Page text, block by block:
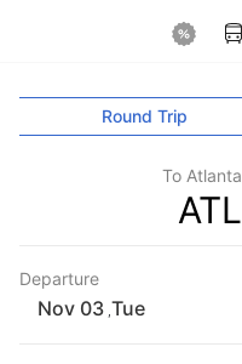
Round Trip
To Atlanta
ATL
Departure
Tue